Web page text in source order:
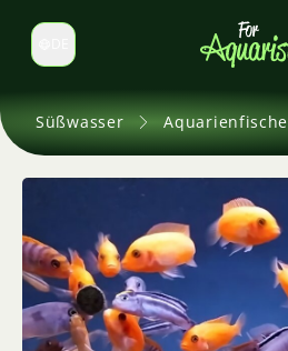
Sprache wechseln
Süßwasser Aquarienfische